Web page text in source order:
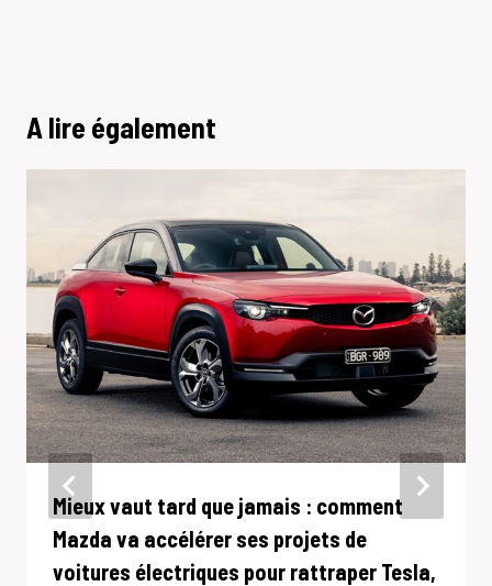
A lire également
Mieux vaut tard que jamais : comment
Mazda va accélérer ses projets de
voitures électriques pour rattraper Tesla,